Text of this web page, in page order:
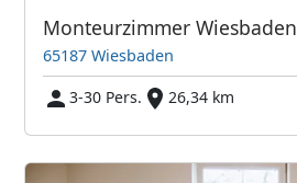
Monteurzimmer Wiesbaden
65187 Wiesbaden
3-30 Pers.
26,34 km